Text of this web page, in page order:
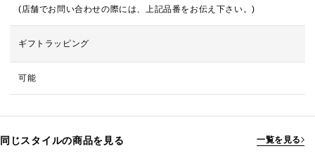
(店舗でお問い合わせの際には、上記品番をお伝え下さい。)
ギフトラッピング
可能
同じスタイルの商品を見る 一覧を見る